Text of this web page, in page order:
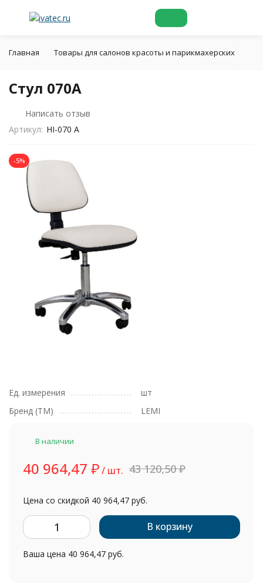
Главная Товары для салонов красоты и парикмахерских
Стул 070A
Написать отзыв
Артикул: HI-070 A
-5%
Ед. измерения
шт
Бренд (ТМ)
LEMI
В наличии
40 964,47 ₽/ шт. 43 120,50₽
Цена со скидкой 40 964,47 руб.
В корзину
Ваша цена 40 964,47 руб.